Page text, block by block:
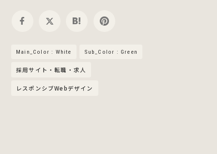
Main_Color : White Sub_Color : Green
採用サイト・転職・求人
レスポンシブWebデザイン